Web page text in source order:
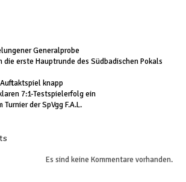
Generalprobe
die erste Hauptrunde des Südbadischen Pokals
knapp
7:1-Testspielerfolg ein
der SpVgg F.A.L.
Es sind keine Kommentare vorhanden.